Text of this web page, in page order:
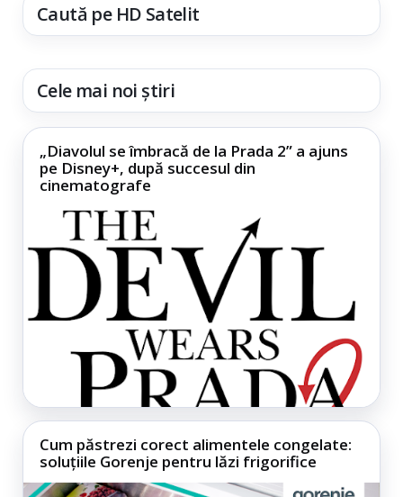
Caută pe HD Satelit
Cele mai noi știri
„Diavolul se îmbracă de la Prada 2” a ajuns
pe Disney+, după succesul din
cinematografe
Cum păstrezi corect alimentele congelate:
soluțiile Gorenje pentru lăzi frigorifice